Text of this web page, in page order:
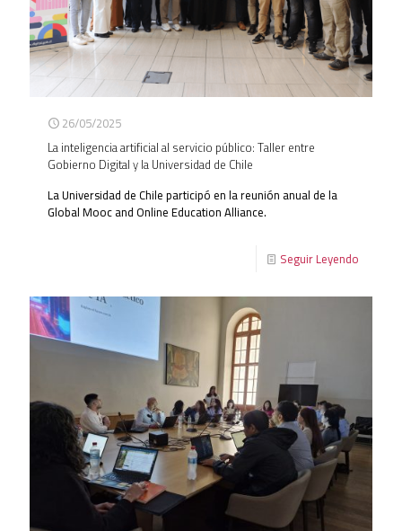
26/05/2025
La inteligencia artificial al servicio público: Taller entre
Gobierno Digital y la Universidad de Chile
La Universidad de Chile participó en la reunión anual de la
Global Mooc and Online Education Alliance.
Seguir Leyendo